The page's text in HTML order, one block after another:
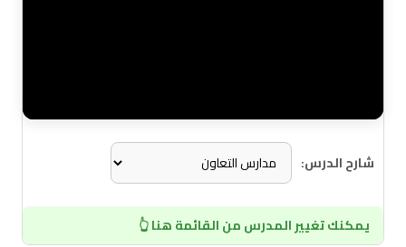
شارح الدرس:
يمكنك تغيير المدرس من القائمة هنا 👆